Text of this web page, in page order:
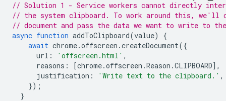
// Solution 1 - Service workers cannot directly
// the system clipboard. To work around this, we'll
// document and pass the data we want to write to
async function addToClipboard(value)
{
await chrome.offscreen .createDocument({
url : 'offscreen.html' ,
reasons : [chrome.offscreen .Reason .CLIPBOARD],
justification : 'Write text to the clipboard.' ,
});
}